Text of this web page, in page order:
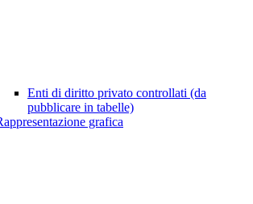
Enti di diritto privato controllati (da
pubblicare in tabelle)
grafica